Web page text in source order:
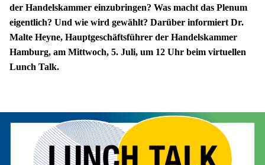
der Handelskammer einzubringen? Was macht das Plenum
eigentlich? Und wie wird gewählt? Darüber informiert Dr.
Malte Heyne, Hauptgeschäftsführer der Handelskammer
Hamburg, am Mittwoch, 5. Juli, um 12 Uhr beim virtuellen
Lunch Talk.